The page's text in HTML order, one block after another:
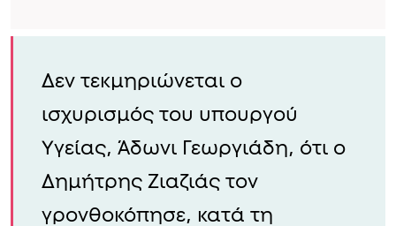
Δεν τεκμηριώνεται ο
ισχυρισμός του υπουργού
Υγείας, Άδωνι Γεωργιάδη, ότι ο
Δημήτρης Ζιαζιάς τον
γρονθοκόπησε, κατά τη